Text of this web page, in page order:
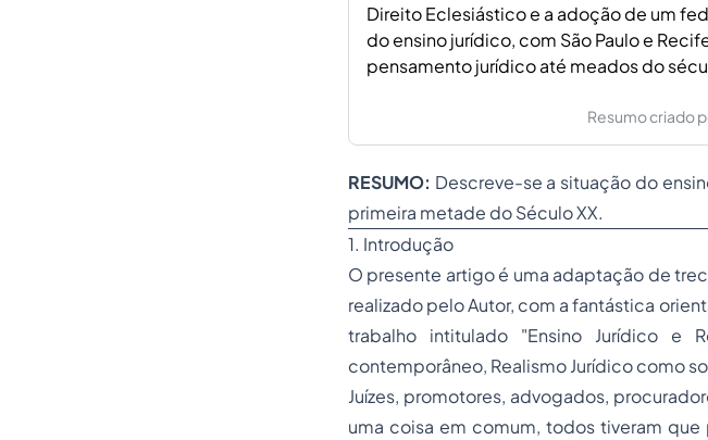
Direito Eclesiástico e a adoção de um
do ensino jurídico, com São Paulo e
pensamento jurídico até meados do
Resumo criado
RESUMO: Descreve-se a situação do
primeira metade do Século XX.
1. Introdução
O presente artigo é uma adaptação de
realizado pelo Autor, com a fantástica
trabalho intitulado "Ensino Jurídico e
contemporâneo, Realismo Jurídico como
Juízes, promotores, advogados,
uma coisa em comum, todos tiveram